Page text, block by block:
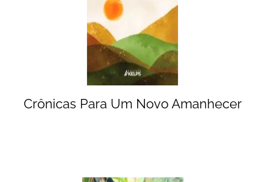
Crônicas Para Um Novo Amanhecer